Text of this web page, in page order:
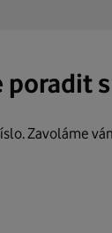
Zavoláme